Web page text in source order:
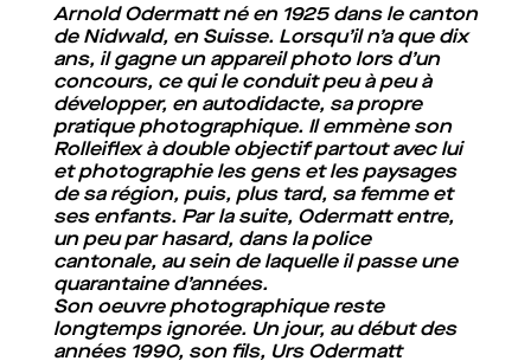
Arnold Odermatt né en 1925 dans le canton
de Nidwald, en Suisse. Lorsqu’il n’a que dix
ans, il gagne un appareil photo lors d’un
concours, ce qui le conduit peu à peu à
développer, en autodidacte, sa propre
pratique photographique. Il emmène son
Rolleiflex à double objectif partout avec lui
et photographie les gens et les paysages
de sa région, puis, plus tard, sa femme et
ses enfants. Par la suite, Odermatt entre,
un peu par hasard, dans la police
cantonale, au sein de laquelle il passe une
quarantaine d’années.
Son oeuvre photographique reste
longtemps ignorée. Un jour, au début des
années 1990, son fils, Urs Odermatt